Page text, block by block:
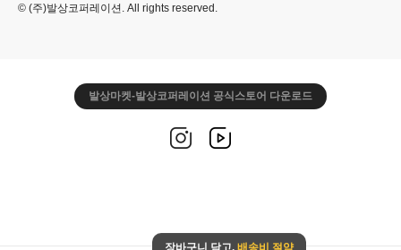
© (주)발상코퍼레이션. All rights reserved.
발상마켓-발상코퍼레이션 공식스토어 다운로드